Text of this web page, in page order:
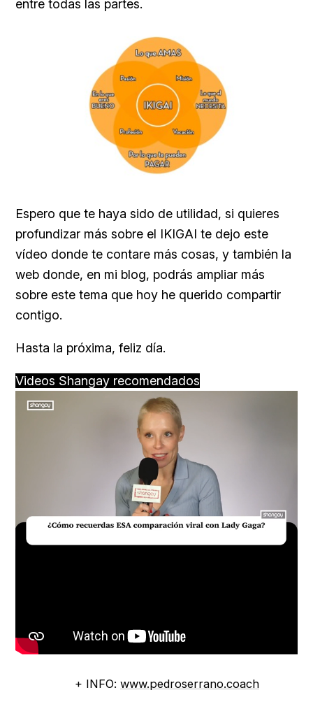
entre todas las partes.
Espero que te haya sido de utilidad, si quieres
profundizar más sobre el IKIGAI te dejo este
vídeo donde te contare más cosas, y también la
web donde, en mi blog, podrás ampliar más
sobre este tema que hoy he querido compartir
contigo.
Hasta la próxima, feliz día.
Videos Shangay recomendados
+ INFO: www.pedroserrano.coach